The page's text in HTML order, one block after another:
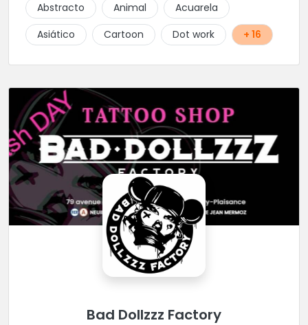
Abstracto Animal
Acuarela
Asiático
Cartoon Dot work + 16
Bad Dollzzz Factory